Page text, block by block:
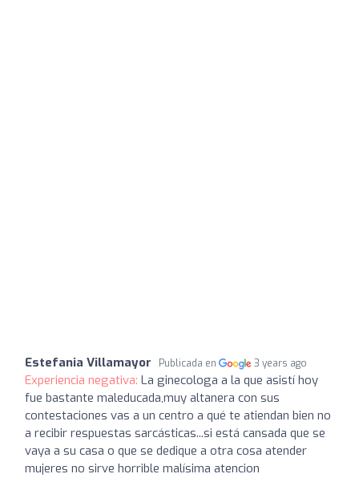
Estefania Villamayor Publicada en 3 years ago
Experiencia negativa: La ginecologa a la que asistí hoy
fue bastante maleducada,muy altanera con sus
contestaciones vas a un centro a qué te atiendan bien no
a recibir respuestas sarcásticas...si está cansada que se
vaya a su casa o que se dedique a otra cosa atender
mujeres no sirve horrible malísima atencion